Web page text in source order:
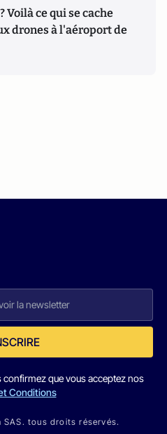
Voilà ce qui se cache
drones à l'aéroport de
que vous acceptez nos
Conditions
tous droits réservés.